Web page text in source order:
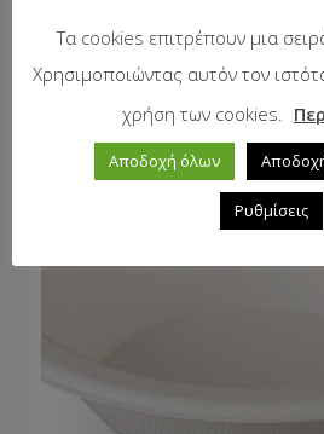
Μπωλ Fiber 12 oz Ρυχό
Τα cookies επιτρέπουν μια
Χρησιμοποιώντας αυτόν τον
χρήση των cookies.
Αποδοχή όλων
Ρυθμίσεις